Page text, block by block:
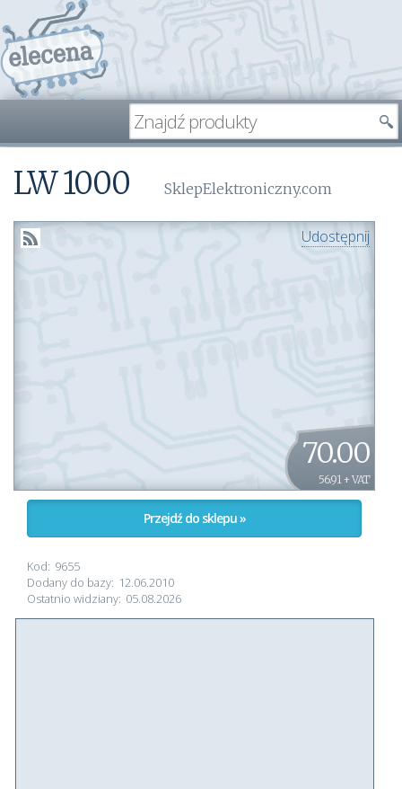
LW 1000 SklepElektroniczny.com
70.00
56.91 + VAT
Udostępnij
Przejdź do sklepu »
Kod: 9655
Dodany do bazy: 12.06.2010
Ostatnio widziany: 05.08.2026